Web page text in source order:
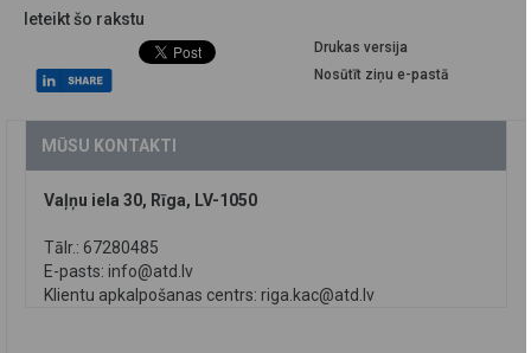
Ieteikt šo rakstu
Drukas versija
Nosūtīt ziņu e-pastā
MŪSU KONTAKTI
Vaļņu iela 30, Rīga, LV-1050
Tālr.: 67280485
E-pasts: info@atd.lv
Klientu apkalpošanas centrs: riga.kac@atd.lv